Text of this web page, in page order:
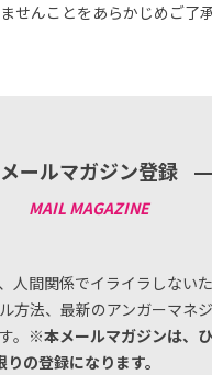
せんことをあらかじめご了
メールマガジン登録
人間関係でイライラしないた
方法、 最新のアンガーマネ
。 ※本メールマガジンは、
の登録になります。